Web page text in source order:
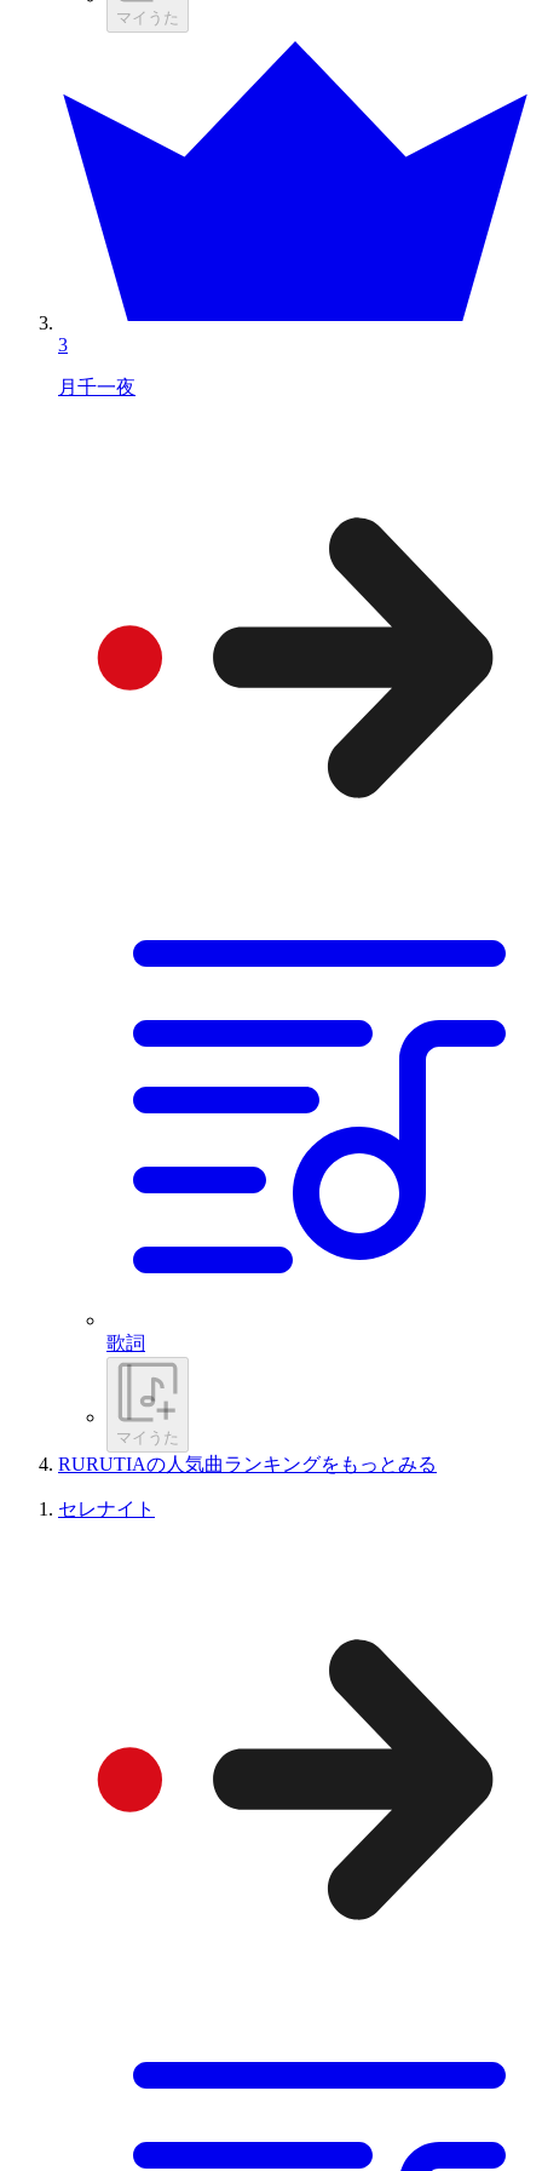
マイうた
3
月千一夜
歌詞
マイうた
RURUTIAの人気曲ランキングをもっとみる
セレナイト